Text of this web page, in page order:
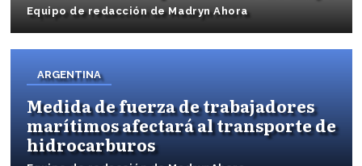
Equipo de redacción de Madryn Ahora
ARGENTINA
Medida de fuerza de trabajadores
marítimos afectará al transporte de
hidrocarburos